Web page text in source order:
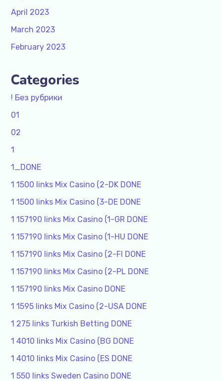
April 2023
March 2023
February 2023
Categories
! Без рубрики
01
02
1
1_DONE
1 1500 links Mix Casino (2-DK DONE
1 1500 links Mix Casino (3-DE DONE
1 157190 links Mix Casino (1-GR DONE
1 157190 links Mix Casino (1-HU DONE
1 157190 links Mix Casino (2-FI DONE
1 157190 links Mix Casino (2-PL DONE
1 157190 links Mix Casino DONE
1 1595 links Mix Casino (2-USA DONE
1 275 links Turkish Betting DONE
1 4010 links Mix Casino (BG DONE
1 4010 links Mix Casino (ES DONE
1 550 links Sweden Casino DONE